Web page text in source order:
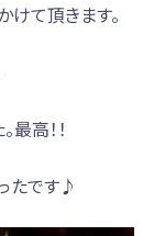
けて頂きます。
高！！
たです♪